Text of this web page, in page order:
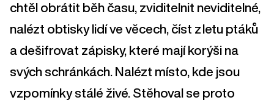
chtěl obrátit běh času, zviditelnit neviditelné,
nalézt obtisky lidí ve věcech, číst z letu ptáků
a dešifrovat zápisky, které mají korýši na
svých schránkách. Nalézt místo, kde jsou
vzpomínky stálé živé. Stěhoval se proto